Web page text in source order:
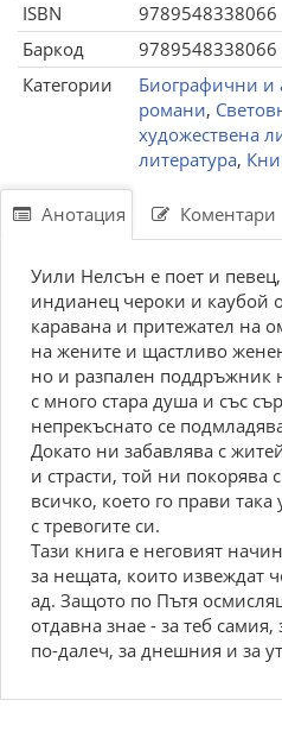
ISBN
9789548338066
Баркод
9789548338066
Категории
Биографични и
романи,
художествена
литература,
Анотация Коментари
Уили Нелсън е поет и
индианец чероки и каубой
каравана и притежател на
на жените и щастливо
но и разпален поддръжник
с много стара душа и със
непрекъснато се
Докато ни забавлява с
и страсти, той ни покорява
всичко, което го прави
с тревогите си.
Тази книга е неговият
за нещата, които извеждат
ад. Защото по Пътя
отдавна знае - за теб
по-далеч, за днешния и за